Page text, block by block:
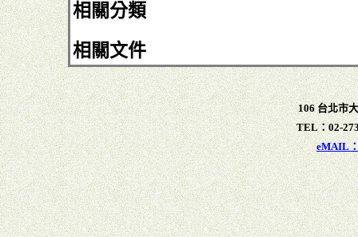
相關分類
相關文件
106 台北市
TEL：02-
eMAIL